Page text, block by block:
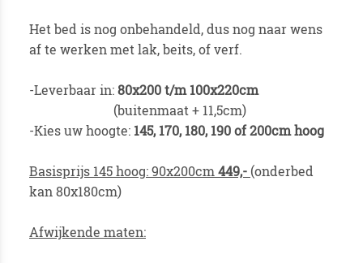
Het bed is nog onbehandeld, dus nog naar wens
af te werken met lak, beits, of verf.
-Leverbaar in:80x200 t/m 100x220cm
(buitenmaat + 11,5cm)
-Kies uw hoogte: 145, 170, 180, 190 of 200cm hoog
Basisprijs 145 hoog: 90x200cm 449,- (onderbed
kan 80x180cm)
Afwijkende maten: